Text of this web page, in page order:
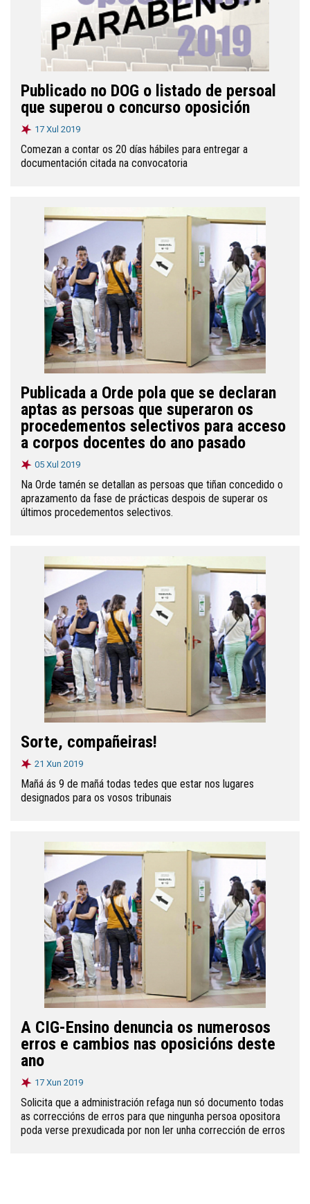
Publicado no DOG o listado de persoal
que superou o concurso oposición
17 Xul 2019
Comezan a contar os 20 días hábiles para entregar a
documentación citada na convocatoria
Publicada a Orde pola que se declaran
aptas as persoas que superaron os
procedementos selectivos para acceso
a corpos docentes do ano pasado
05 Xul 2019
Na Orde tamén se detallan as persoas que tiñan concedido o
aprazamento da fase de prácticas despois de superar os
últimos procedementos selectivos.
Sorte, compañeiras!
21 Xun 2019
Mañá ás 9 de mañá todas tedes que estar nos lugares
designados para os vosos tribunais
A CIG-Ensino denuncia os numerosos
erros e cambios nas oposicións deste
ano
17 Xun 2019
Solicita que a administración refaga nun só documento todas
as correccións de erros para que ningunha persoa opositora
poda verse prexudicada por non ler unha corrección de erros